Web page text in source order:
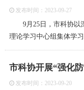
发布时间：2023-09-27
9月25日，市科协以深
理论学习中心组集体学
市科协开展“强化
发布时间：2023-09-20